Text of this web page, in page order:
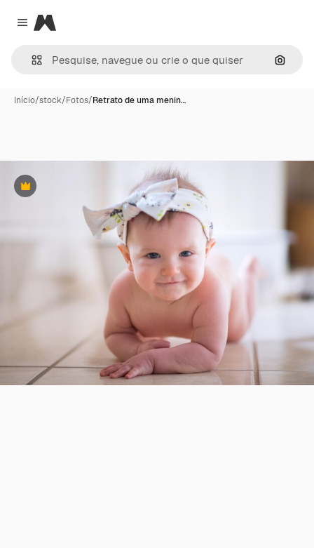
Close menu
Magnific
Início/stock/Fotos/Retrato de uma menin…
Premium